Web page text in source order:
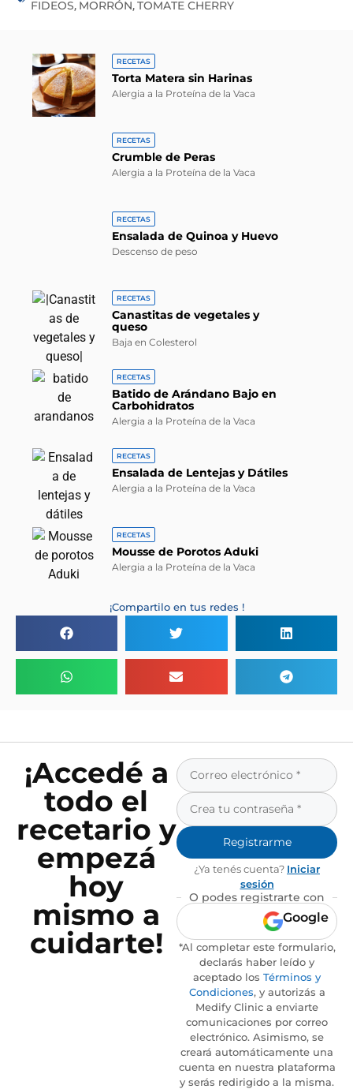
FIDEOS, MORRÓN,TOMATE CHERRY
RECETAS
Torta Matera sin Harinas
Alergia a la Proteína de la Vaca
RECETAS
Crumble de Peras
Alergia a la Proteína de la Vaca
RECETAS
Ensalada de Quinoa y Huevo
Descenso de peso
RECETAS
Canastitas de vegetales y
queso
Baja en Colesterol
RECETAS
Batido de Arándano Bajo en
Carbohidratos
Alergia a la Proteína de la Vaca
RECETAS
Ensalada de Lentejas y Dátiles
Alergia a la Proteína de la Vaca
RECETAS
Mousse de Porotos Aduki
Alergia a la Proteína de la Vaca
¡Compartilo en tus redes !
¡Accedé a
todo el
recetario y
empezá
hoy
mismo a
cuidarte!
Registrarme
¿Ya tenés cuenta? Iniciar
sesión
O podes registrarte con
Google
*Al completar este formulario,
declarás haber leído y
aceptado los Términos y
Condiciones, y autorizás a
Medify Clinic a enviarte
comunicaciones por correo
electrónico. Asimismo, se
creará automáticamente una
cuenta en nuestra plataforma
y serás redirigido a la misma.